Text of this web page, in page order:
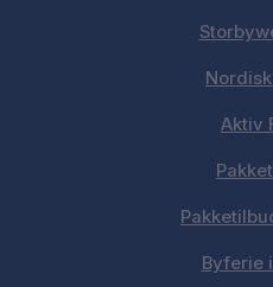
Aktiv
Byferie